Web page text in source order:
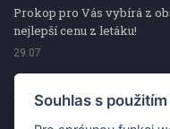
Prokop pro Vás vybírá z
nejlepší cenu z letáku!
29.07
Prokop pro Vás vybírá z
nejlepší cenu z letáku!
Souhlas s použitím